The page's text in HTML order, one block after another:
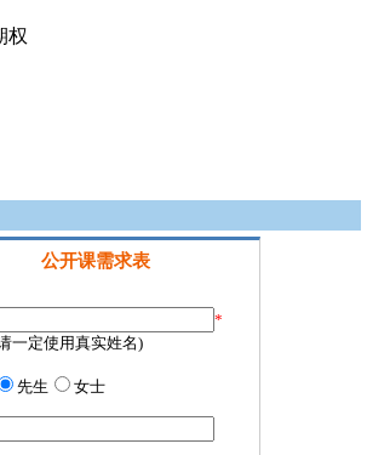
权
公开课需求表
*
一定使用真实姓名)
先生
女士